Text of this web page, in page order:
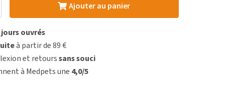
Ajouter au panier
jours ouvrés
à partir de 89 €
et retourssans souci
à Medpets une 4,0/5